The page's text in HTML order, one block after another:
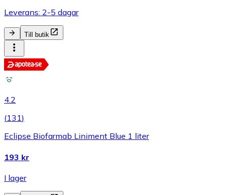
Leverans: 2-5 dagar
Till butik
4.2
(131)
Eclipse Biofarmab Liniment Blue 1 liter
193 kr
I lager